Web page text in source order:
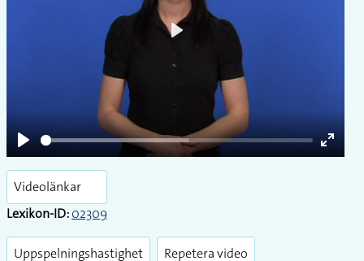
Play
Enter
Videolänkar
Lexikon-ID:02309
Uppspelningshastighet Repetera video